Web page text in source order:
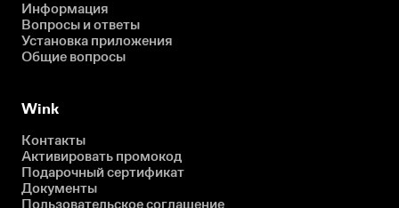
Информация
Вопросы и ответы
Установка приложения
Общие вопросы
Wink
Контакты
Активировать промокод
Подарочный сертификат
Документы
Пользовательское соглашение